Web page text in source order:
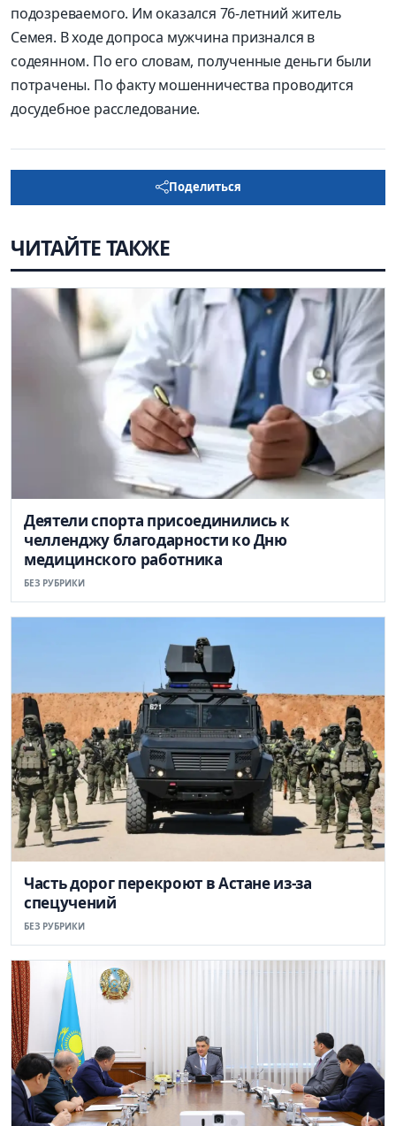
подозреваемого. Им оказался 76-летний житель
Семея. В ходе допроса мужчина признался в
содеянном. По его словам, полученные деньги были
потрачены. По факту мошенничества проводится
досудебное расследование.
Поделиться
ЧИТАЙТЕ ТАКЖЕ
Деятели спорта присоединились к
челленджу благодарности ко Дню
медицинского работника
БЕЗ РУБРИКИ
Часть дорог перекроют в Астане из-за
спецучений
БЕЗ РУБРИКИ